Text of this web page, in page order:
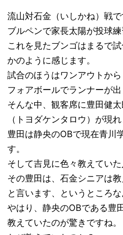
流山対石金（いしかね）戦で
ブルペンで家長太陽が投球練
これを見たブンゴはまるで
かのように感じます。
試合のほうはワンアウトから
フォアボールでランナーが出
そんな中、観客席に豊田健太
（トヨダケンタロウ）が現れ
豊田は静央のOBで現在青川
す。
そして吉見に色々教えていた
その豊田は、石金シニアは
と言います、というところな
やはり、静央のOBである豊
教えていたのが驚きですね。